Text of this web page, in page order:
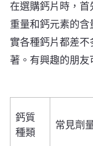
在選購鈣片時，
重量和鈣元素的
實各種鈣片都差
著。有興趣的朋友
鈣質
種類
常見劑